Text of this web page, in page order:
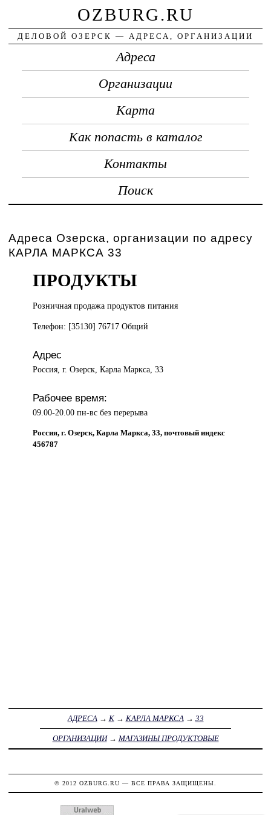
OZBURG.RU
ДЕЛОВОЙ ОЗЕРСК — АДРЕСА, ОРГАНИЗАЦИИ
Адреса
Организации
Карта
Как попасть в каталог
Контакты
Поиск
Адреса Озерска, организации по адресу
КАРЛА МАРКСА 33
ПРОДУКТЫ
Розничная продажапродуктов питания
Телефон: [35130] 76717 Общий
Адрес
Россия, г. Озерск, Карла Маркса, 33
Рабочее время:
09.00-20.00 пн-вс без перерыва
Россия, г. Озерск, Карла Маркса, 33, почтовый индекс
456787
АДРЕСА→ К→ КАРЛА МАРКСА→ 33
ОРГАНИЗАЦИИ→ МАГАЗИНЫ ПРОДУКТОВЫЕ
© 2012 OZBURG.RU — ВСЕ ПРАВА ЗАЩИЩЕНЫ.